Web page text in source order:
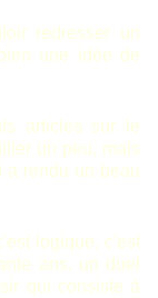
redresser un
une idée de
articles sur le
un peu, mais
a rendu un beau
logique, c'est
ans, un duel
qui consiste à